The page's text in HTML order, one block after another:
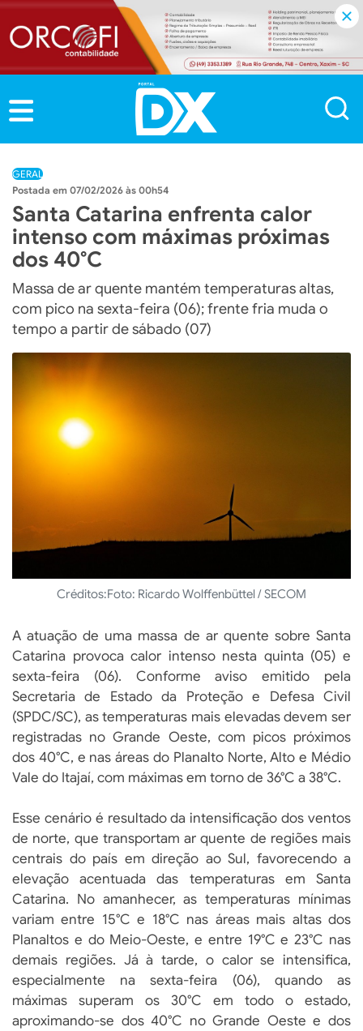
GERAL
07/02/2026 às 00h54
Santa Catarina enfrenta calor
intenso com máximas próximas
dos 40°C
Massa de ar quente mantém temperaturas altas,
com pico na sexta-feira (06); frente fria muda o
tempo a partir de sábado (07)
Créditos:Foto: Ricardo Wolffenbüttel / SECOM
A atuação de uma massa de ar quente sobre Santa
Catarina provoca calor intenso nesta quinta (05) e
sexta-feira (06). Conforme aviso emitido pela
Secretaria de Estado da Proteção e Defesa Civil
(SPDC/SC), as temperaturas mais elevadas devem ser
registradas no Grande Oeste, com picos próximos
dos 40°C, e nas áreas do Planalto Norte, Alto e Médio
Vale do Itajaí, com máximas em torno de 36°C a 38°C.
Esse cenário é resultado da intensificação dos ventos
de norte, que transportam ar quente de regiões mais
centrais do país em direção ao Sul, favorecendo a
elevação acentuada das temperaturas em Santa
Catarina. No amanhecer, as temperaturas mínimas
variam entre 15°C e 18°C nas áreas mais altas dos
Planaltos e do Meio-Oeste, e entre 19°C e 23°C nas
demais regiões. Já à tarde, o calor se intensifica,
especialmente na sexta-feira (06), quando as
máximas superam os 30°C em todo o estado,
aproximando-se dos 40°C no Grande Oeste e dos